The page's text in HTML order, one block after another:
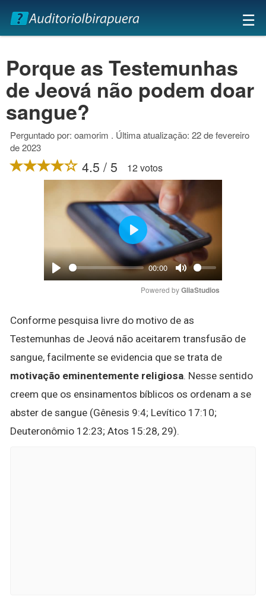
×
☰
Porque as Testemunhas
de Jeová não podem doar
sangue?
Perguntado por: oamorim . Última atualização: 22 de fevereiro
de 2023
4.5 / 5 12 votos
Play
00:00
Mute
Play
Powered by GliaStudios
Conforme pesquisa livre do motivo de as
Testemunhas de Jeová não aceitarem transfusão de
sangue, facilmente se evidencia que se trata de
motivação eminentemente religiosa. Nesse sentido
creem que os ensinamentos bíblicos os ordenam a se
abster de sangue (Gênesis 9:4; Levítico 17:10;
Deuteronômio 12:23; Atos 15:28, 29).